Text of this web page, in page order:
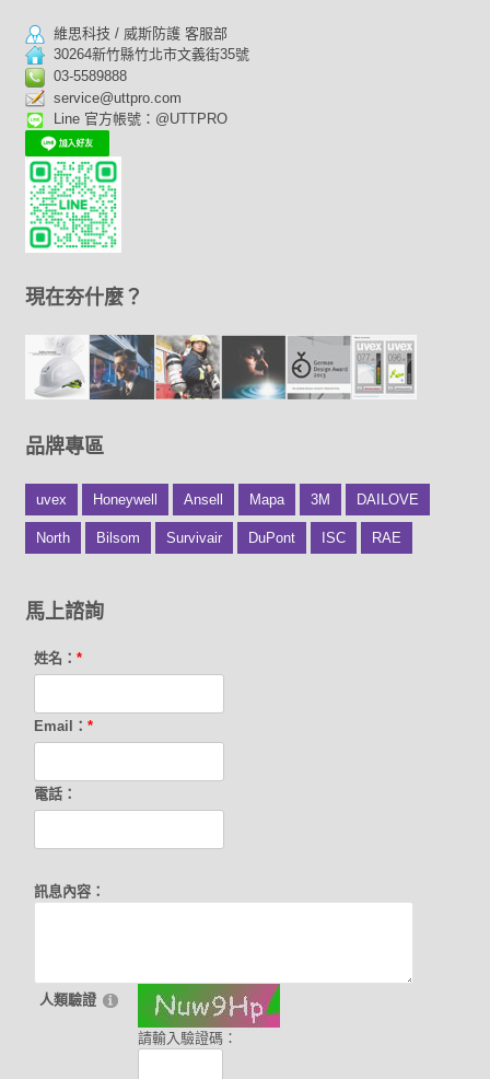
維思科技 / 威斯防護 客服部
30264新竹縣竹北市文義街35號
03-5589888
service@uttpro.com
Line 官方帳號：@UTTPRO
現在夯什麼？
品牌專區
uvex Honeywell Ansell Mapa 3M DAILOVE
North Bilsom Survivair DuPont ISC RAE
馬上諮詢
姓名：*
Email：*
電話：
訊息內容：
人類驗證
請輸入驗證碼：